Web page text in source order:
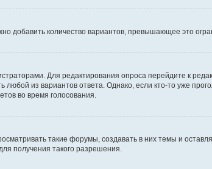
добавить количество вариантов, превышающее это
Для редактирования опроса перейдите к
из вариантов ответа. Однако, если кто-то уже
во время голосования.
такие форумы, создавать в них темы и
получения такого разрешения.